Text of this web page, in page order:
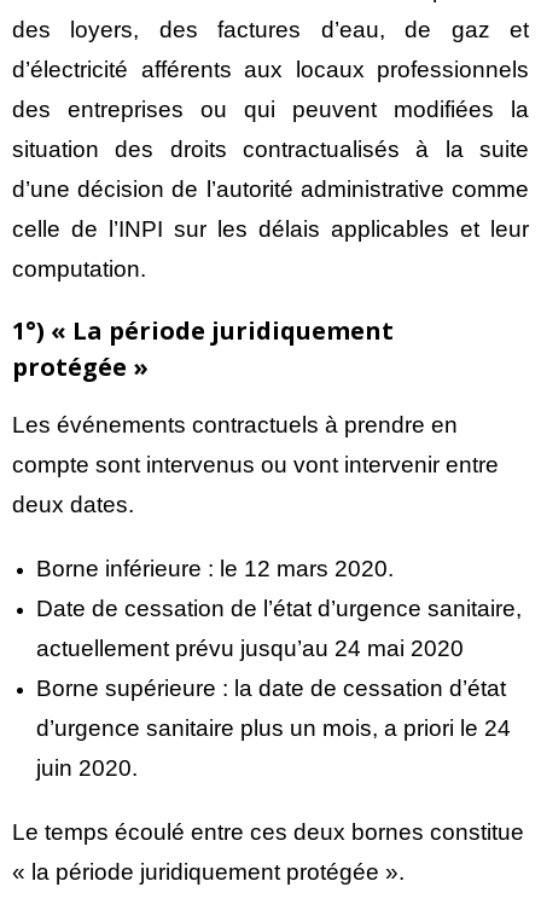
des loyers, des factures d’eau, de gaz et
d’électricité afférents aux locaux professionnels
des entreprises ou qui peuvent modifiées la
situation des droits contractualisés à la suite
d’une décision de l’autorité administrative comme
celle de l’INPI sur les délais applicables et leur
computation.
1°) « La période juridiquement
protégée »
Les événements contractuels à prendre en
compte sont intervenus ou vont intervenir entre
deux dates.
Borne inférieure : le 12 mars 2020.
Date de cessation de l’état d’urgence sanitaire,
actuellement prévu jusqu’au 24 mai 2020
Borne supérieure : la date de cessation d’état
d’urgence sanitaire plus un mois, a priori le 24
juin 2020.
Le temps écoulé entre ces deux bornes constitue
« la période juridiquement protégée ».